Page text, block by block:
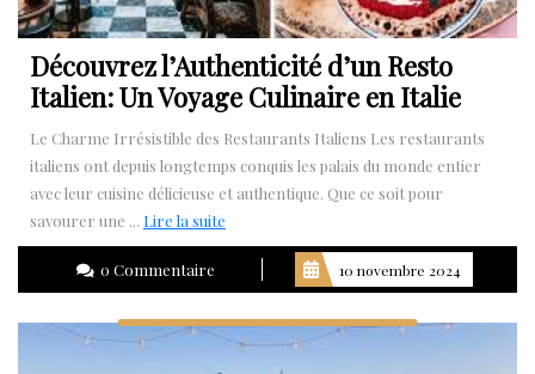
Découvrez l’Authenticité d’un Resto
Italien: Un Voyage Culinaire en Italie
Le Charme Irrésistible des Restaurants Italiens Les restaurants
italiens ont depuis longtemps conquis les palais du monde entier
avec leur cuisine délicieuse et authentique. Que ce soit pour
savourer une ... Lire la suite
la
0 Commentaire 10 novembre 2024